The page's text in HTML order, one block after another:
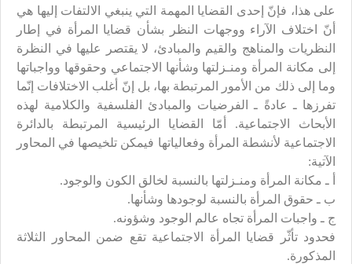
على هذا، فإنّ إحدى القضايا المهمة التي ينبغي الالتفات إليها هي
أنّ اختلاف الآراء ووجهات النظر بشأن قضايا المرأة في إطار
النظريات والمناهج والقيم والمبادئ، لا يقتصر عليها في النظرة
إلى مكانة المرأة ومنـزلتها وشأنها الاجتماعي وحقوقها وواجباتها
وما إلى ذلك من الأمور المرتبطة بها، بل إنّ أغلب الاختلافات إنّما
تفرزها ـ عادةً ـ الفرضيات والمبادئ الفلسفية والكلامية لهذه
الأبحاث الاجتماعية. أمّا القضايا الرئيسية المرتبطة بالدائرة
الاجتماعية لأنشطة المرأة وفعالياتها فيمكن تلخيصها في المحاور
الآتية:
أ ـ مكانة المرأة ومنـزلتها بالنسبة لخالق الكون والوجود.
ب ـ حقوق المرأة بالنسبة لوجودها وشأنها.
ج ـ واجبات المرأة تجاه عالم الوجود وشؤونه.
فحدود تأثّر قضايا المرأة الاجتماعية تقع ضمن المحاور الثلاثة
المذكورة.